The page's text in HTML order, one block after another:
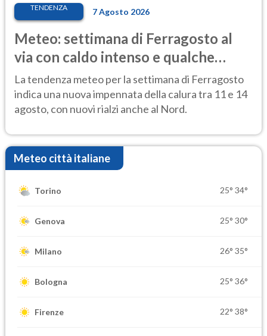
TENDENZA 7 Agosto 2026
Meteo: settimana di Ferragosto al
via con caldo intenso e qualche
temporale
La tendenza meteo per la settimana di Ferragosto
indica una nuova impennata della calura tra 11 e 14
agosto, con nuovi rialzi anche al Nord.
Meteo città italiane
Torino 25° 34°
Genova 25° 30°
Milano 26° 35°
Bologna 25° 36°
Firenze 22° 38°